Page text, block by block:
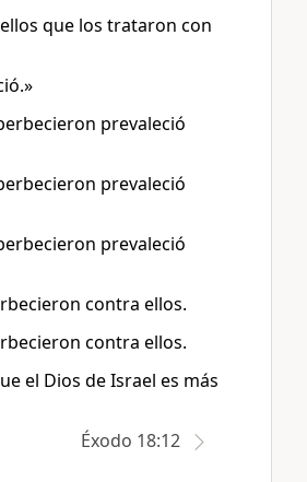
que los trataron con
prevaleció
prevaleció
prevaleció
contra ellos.
contra ellos.
el Dios de Israel es más
Éxodo 18:12